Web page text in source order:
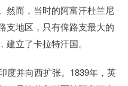
然而，当时的阿富汗杜兰尼
支地区，只有俾路支最大的
立了卡拉特汗国。
度并向西扩张。1839年，英